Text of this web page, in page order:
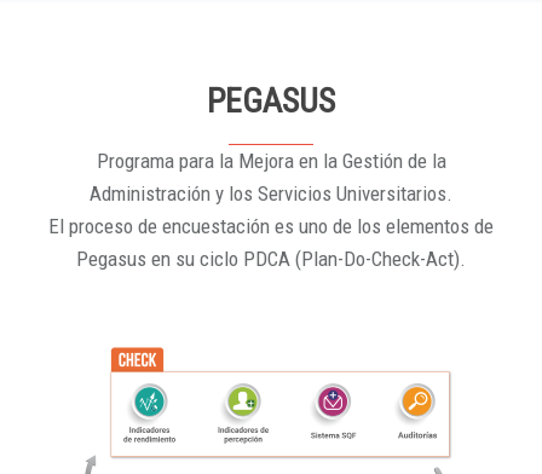
PEGASUS
Programa para la Mejora en la Gestión de la
Administración y los Servicios Universitarios.
El proceso de encuestación es uno de los elementos de
Pegasus en su ciclo PDCA (Plan-Do-Check-Act).